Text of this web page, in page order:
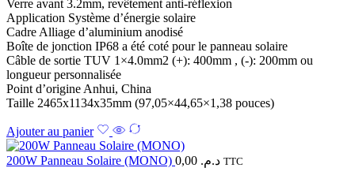
Verre avant 3.2mm, revêtement anti-réflexion
Application Système d’énergie solaire
Cadre Alliage d’aluminium anodisé
Boîte de jonction IP68 a été coté pour le panneau solaire
Câble de sortie TUV 1×4.0mm2 (+): 400mm , (-): 200mm ou
longueur personnalisée
Point d’origine Anhui, China
Taille 2465x1134x35mm (97,05×44,65×1,38 pouces)
Ajouter au panier
200W Panneau Solaire (MONO) د.م. TTC